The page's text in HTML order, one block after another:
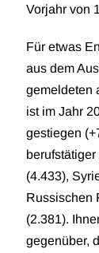
Vorjahr von
Für etwas
aus dem
gemeldeten
ist im Jahr
gestiegen
(4.433),
Russischen
(2.381).
gegenüber,